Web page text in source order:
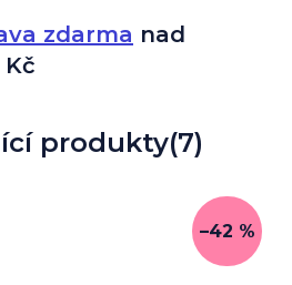
zdarma nad
Kč
produkty(7)
–42 %